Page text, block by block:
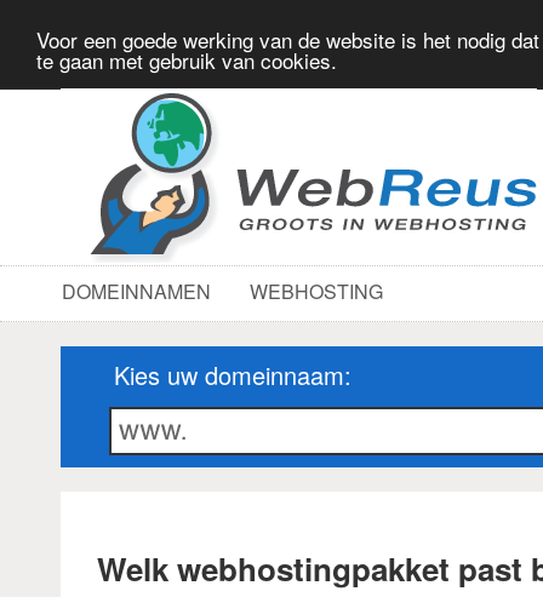
Voor een goede werking van de website is het nodig
te gaan met gebruik van cookies.
DOMEINNAMEN WEBHOSTING
Kies uw domeinnaam:
Welk webhostingpakket past